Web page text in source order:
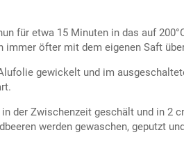
für etwa 15 Minuten in das auf
immer öfter mit dem eigenen Saft
gewickelt und im
in der Zwischenzeit geschält und in 2
werden gewaschen, geputzt